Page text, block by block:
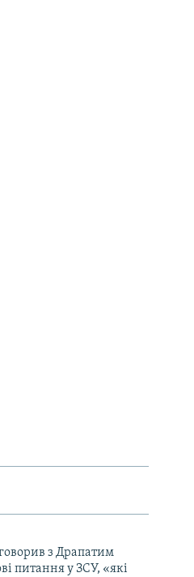
з Драпатим
питання у ЗСУ, «які